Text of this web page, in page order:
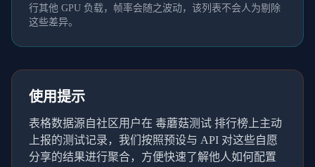
行其他 GPU 负载，帧率会随之波动，该列表不会人为剔除
这些差异。
使用提示
表格数据源自社区用户在 毒蘑菇测试 排行榜上主动
上报的测试记录，我们按照预设与 API 对这些自愿
分享的结果进行聚合，方便快速了解他人如何配置